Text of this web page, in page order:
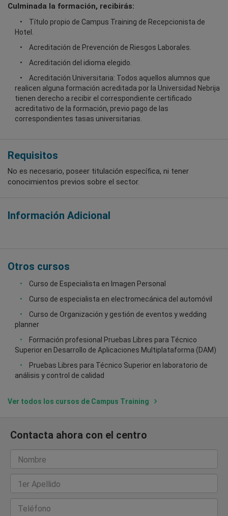
Culminada la formación, recibirás:
Título propio de Campus Training de Recepcionista de
Hotel.
Acreditación de Prevención de Riesgos Laborales.
Acreditación del idioma elegido.
Acreditación Universitaria: Todos aquellos alumnos que
realicen alguna formación acreditada por la Universidad Nebrija
tienen derecho a recibir el correspondiente certificado
acreditativo de la formación, previo pago de las
correspondientes tasas universitarias.
Requisitos
No es necesario, poseer titulación específica, ni tener
conocimientos previos sobre el sector.
Información Adicional
Otros cursos
Curso de Especialista en Imagen Personal
Curso de especialista en electromecánica del automóvil
Curso de Organización y gestión de eventos y wedding
planner
Formación profesional Pruebas Libres para Técnico
Superior en Desarrollo de Aplicaciones Multiplataforma (DAM)
Pruebas Libres para Técnico Superior en laboratorio de
análisis y control de calidad
Ver todos los cursos de Campus Training
Contacta ahora con el centro
Nombre
1er Apellido
Teléfono